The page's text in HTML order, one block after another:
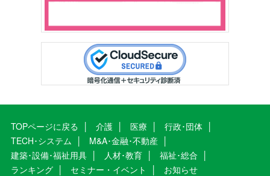
TOPページに戻る 介護 医療
行政･団体
TECH･システム
M&A･金融･不動産
建築･設備･福祉用具
人材･教育
福祉･総合
ランキング
セミナー・イベント お知らせ